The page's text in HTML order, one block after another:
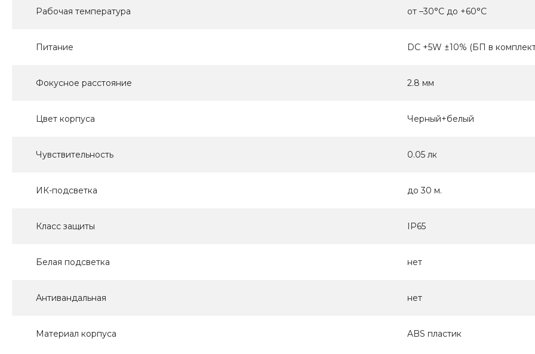
Рабочая температура от –30°C до +60°C
Питание DC +5W ±10% (БП в
Фокусное расстояние 2.8 мм
Цвет корпуса Черный+белый
Чувствительность 0.05 лк
ИК-подсветка до 30 м.
Класс защиты IP65
Белая подсветка нет
Антивандальная нет
Материал корпуса ABS пластик